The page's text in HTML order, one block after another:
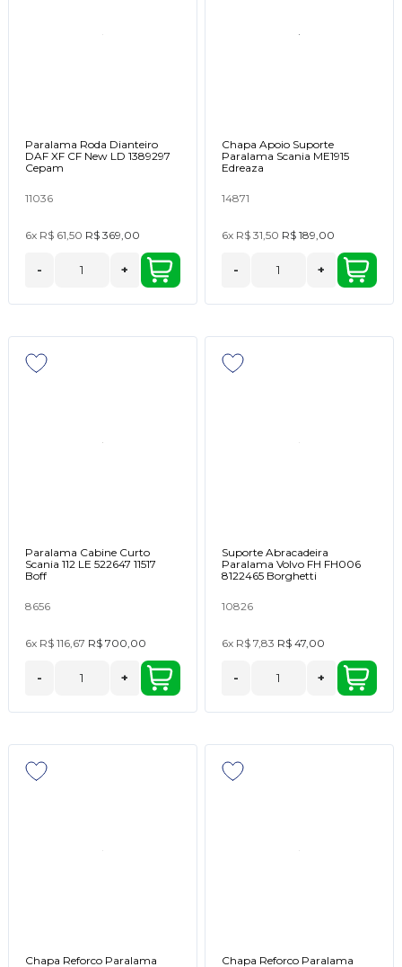
Paralama Roda Dianteiro
DAF XF CF New LD 1389297
Cepam
11036
6x R$ 61,50 R$ 369,00
- +
Chapa Apoio Suporte
Paralama Scania ME1915
Edreaza
14871
6x R$ 31,50 R$ 189,00
- +
Paralama Cabine Curto
Scania 112 LE 522647 11517
Boff
8656
6x R$ 116,67 R$ 700,00
- +
Suporte Abracadeira
Paralama Volvo FH FH006
8122465 Borghetti
10826
6x R$ 7,83 R$ 47,00
- +
Chapa Reforco Paralama
Chapa Reforco Paralama